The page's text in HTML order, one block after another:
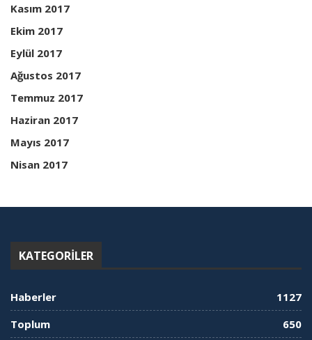
Kasım 2017
Ekim 2017
Eylül 2017
Ağustos 2017
Temmuz 2017
Haziran 2017
Mayıs 2017
Nisan 2017
KATEGORILER
Haberler
1127
Toplum
650